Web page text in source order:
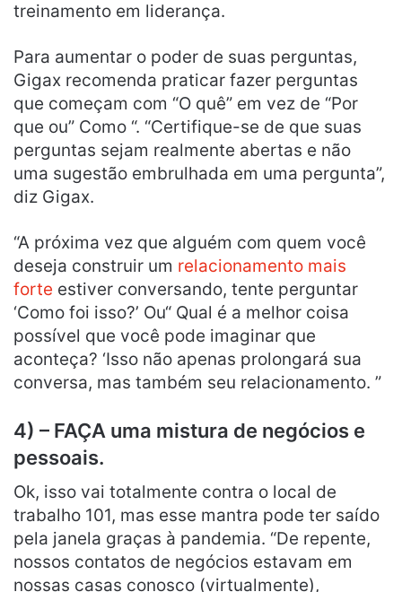
treinamento em liderança.
Para aumentar o poder de suas perguntas,
Gigax recomenda praticar fazer perguntas
que começam com “O quê” em vez de “Por
que ou” Como “. “Certifique-se de que suas
perguntas sejam realmente abertas e não
uma sugestão embrulhada em uma pergunta”,
diz Gigax.
“A próxima vez que alguém com quem você
deseja construir um relacionamento mais
forte estiver conversando, tente perguntar
‘Como foi isso?’ Ou“ Qual é a melhor coisa
possível que você pode imaginar que
aconteça? ‘Isso não apenas prolongará sua
conversa, mas também seu relacionamento. ”
4) – FAÇA uma mistura de negócios e
pessoais.
Ok, isso vai totalmente contra o local de
trabalho 101, mas esse mantra pode ter saído
pela janela graças à pandemia. “De repente,
nossos contatos de negócios estavam em
nossas casas conosco (virtualmente),